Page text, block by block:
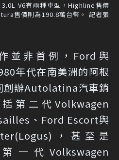
V6有兩種車型，Highline售價
售價則為190.8萬台幣。 記者張
並非首例，Ford與
年代在南美洲的阿根
創辦Autolatina汽車銷
第二代Volkwagen
、Ford Escort與
，甚至是
一代Volkswagen